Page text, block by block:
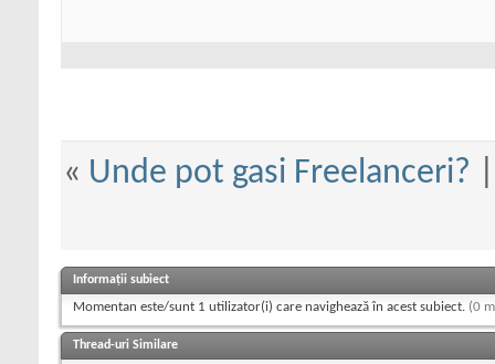
« Unde pot gasi Freelanceri?
Informații subiect
Momentan este/sunt 1 utilizator(i) care navighează în acest subiect. (0
Thread-uri Similare